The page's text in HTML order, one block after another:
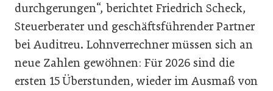
durchgerungen“, berichtet Friedrich Scheck,
Steuerberater und geschäftsführender Partner
bei Auditreu. Lohnverrechner müssen sich an
neue Zahlen gewöhnen: Für 2026 sind die
ersten 15 Überstunden, wieder im Ausmaß von